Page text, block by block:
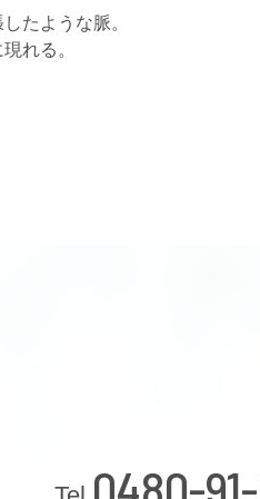
たような脈。
れる。